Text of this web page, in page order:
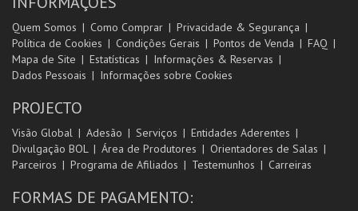
Quem Somos Como Comprar
Privacidade & Segurança
Política de Cookies
Condições Gerais Pontos de Venda
FAQ
Mapa de Site
Estatísticas
Informações & Reservas
Dados Pessoais
Informações sobre Cookies
PROJECTO
Visão Global Adesão Serviços
Entidades Aderentes
Divulgação BOL
Área de Produtores
Orientadores de Salas
Parceiros
Programa de Afiliados Testemunhos Carreiras
FORMAS DE PAGAMENTO: